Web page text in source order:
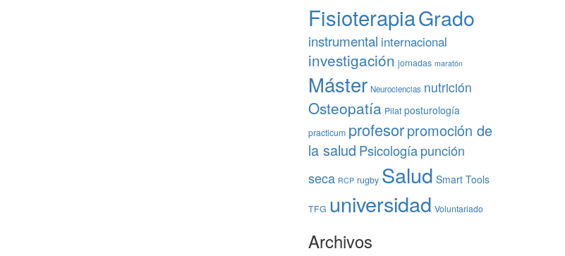
FisioterapiaGrado
instrumental internacional
investigación jornadas maratón
Máster Neurociencias nutrición
Osteopatía Pilat posturología
practicum profesorpromoción de
la salud Psicología punción
seca RCP rugby Salud Smart Tools
TFG universidad Voluntariado
Archivos